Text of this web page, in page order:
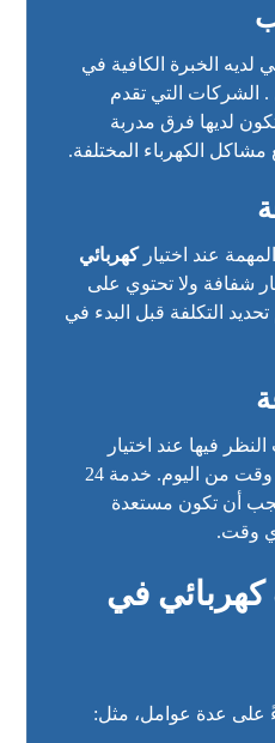
لديه الخبرة الكافية في
. الشركات التي تقدم
ما تكون لديها فرق مدربة
الكهرباء المختلفة.
عند اختياركهربائي
شفافة ولا تحتوي على
التكلفة قبل البدء في
فيها عند اختيار
كهربائي هو التوافر في أي وقت من اليوم. خدمة 24
أن تكون مستعدة
وقت.
في
على عدة عوامل، مثل: